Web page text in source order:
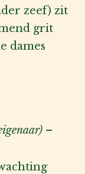
zeef) zit
grit
dames
–